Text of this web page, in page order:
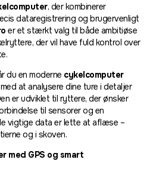
, der kombinerer
dataregistrering og brugervenligt
er et stærkt valg til både ambitiøse
der vil have fuld kontrol over
du en moderne cykelcomputer
at analysere dine ture i detaljer
er udviklet til ryttere, der ønsker
til sensorer og en
vigtige data er lette at aflæse –
og i skoven.
med GPS og smart